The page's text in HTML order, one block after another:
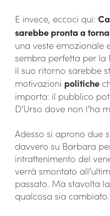
E invece, eccoci qui:
sarebbe pronta a
una veste emozionale
sembra perfetta per la
il suo ritorno sarebbe
motivazioni politiche
importa: il pubblico
D’Urso dove non l’ha
Adesso si aprono due
davvero su Barbara
intrattenimento del
verrà smontato
passato. Ma stavolta
qualcosa sia cambiato.